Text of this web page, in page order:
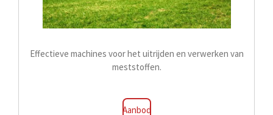
Effectieve machines voor het uitrijden en verwerken van
meststoffen.
Aanbod